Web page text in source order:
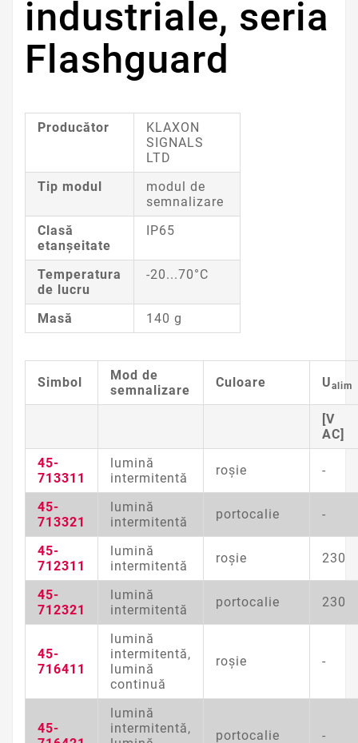
industriale, seria
Flashguard
Producător
KLAXON
SIGNALS
LTD
Tip modul
modul de
semnalizare
Clasă
etanşeitate
IP65
Temperatura
de lucru
-20...70°C
Masă 140 g
Simbol
Mod de
semnalizare
Culoare Ualim
[V
AC]
45-
713311
lumină
intermitentă
roşie -
45-
713321
lumină
intermitentă
portocalie -
45-
712311
lumină
intermitentă
roşie 230
45-
712321
lumină
intermitentă
portocalie 230
45-
716411
lumină
intermitentă,
lumină
continuă
roşie -
45-
lumină
intermitentă,
portocalie -